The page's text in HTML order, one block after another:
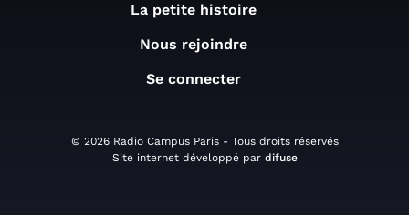
La petite histoire
Nous rejoindre
Se connecter
© 2026 Radio Campus Paris - Tous droits réservés
Site internet développé par difuse